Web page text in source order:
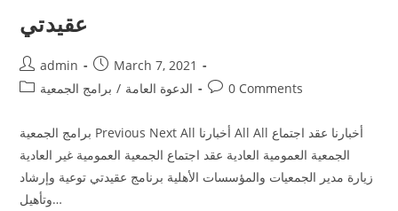
عقيدتي
admin
March 7, 2021
الدعوة العامة / برامج الجمعية 0 Comments
برامج الجمعية Previous Next All أخبارنا All All أخبارنا عقد اجتماع
الجمعية العمومية العادية عقد اجتماع الجمعية العمومية غير العادية
زيارة مدير الجمعيات والمؤسسات الأهلية برنامج عقيدتي توعية وإرشاد
وتأهيل…